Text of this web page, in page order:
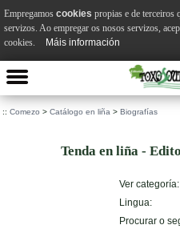
:: Comezo > Catálogo en liña > Biografías
Tenda en liña -
Ver categoría:
Lingua:
Procurar o
Empregamos cookies propias e de terceiros
servizos. Ao empregar os nosos servizos,
cookies.
Máis información